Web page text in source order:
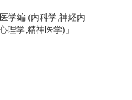
学編 (内科学,神経内
理学,精神医学)」